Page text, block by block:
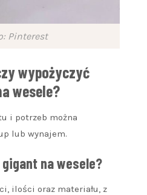
Pinterest
wypożyczyć
wesele?
i potrzeb można
lub wynajem.
na wesele?
ilości oraz materiału, z